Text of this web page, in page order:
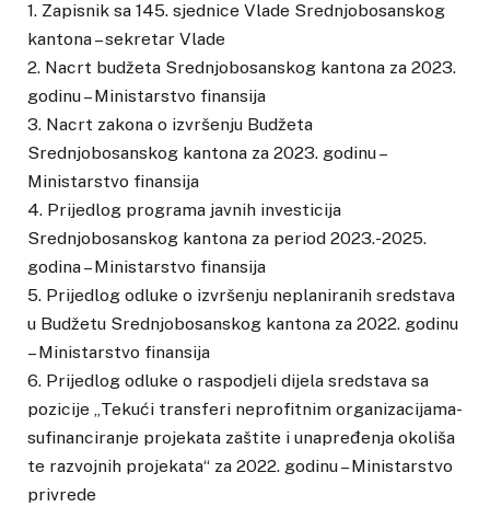
1. Zapisnik sa 145. sjednice Vlade Srednjobosanskog
kantona – sekretar Vlade
2. Nacrt budžeta Srednjobosanskog kantona za 2023.
godinu – Ministarstvo finansija
3. Nacrt zakona o izvršenju Budžeta
Srednjobosanskog kantona za 2023. godinu –
Ministarstvo finansija
4. Prijedlog programa javnih investicija
Srednjobosanskog kantona za period 2023.-2025.
godina – Ministarstvo finansija
5. Prijedlog odluke o izvršenju neplaniranih sredstava
u Budžetu Srednjobosanskog kantona za 2022. godinu
– Ministarstvo finansija
6. Prijedlog odluke o raspodjeli dijela sredstava sa
pozicije „Tekući transferi neprofitnim organizacijama-
sufinanciranje projekata zaštite i unapređenja okoliša
te razvojnih projekata“ za 2022. godinu – Ministarstvo
privrede